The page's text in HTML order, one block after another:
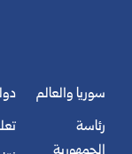
سوريا والعالم
رئاسة